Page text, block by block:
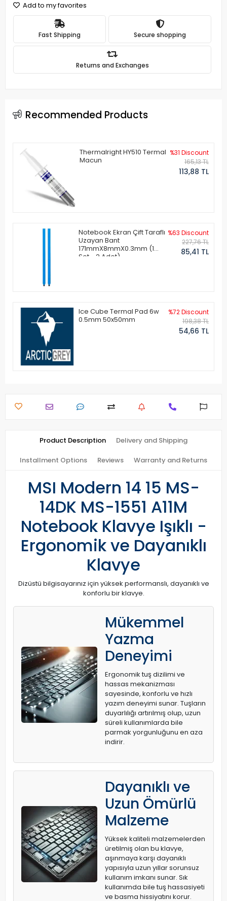
Add to my favorites
Fast Shipping Secure shopping
Returns and Exchanges
Recommended Products
Thermalright HY510 Termal
Macun
%31 Discount
165,13 TL
113,88 TL
Notebook Ekran Çift Taraflı
Uzayan Bant
171mmX8mmX0.3mm (1
Set - 2 Adet)
%63 Discount
227,76 TL
85,41 TL
Ice Cube Termal Pad 6w
0.5mm 50x50mm
%72 Discount
198,38 TL
54,66 TL
Product Description Delivery and Shipping
Installment Options Reviews Warranty and Returns
MSI Modern 14 15 MS-
14DK MS-1551 A11M
Notebook Klavye Işıklı -
Ergonomik ve Dayanıklı
Klavye
Dizüstü bilgisayarınız için yüksek performanslı, dayanıklı ve
konforlu bir klavye.
Mükemmel
Yazma
Deneyimi
Ergonomik tuş dizilimi ve
hassas mekanizması
sayesinde, konforlu ve hızlı
yazım deneyimi sunar. Tuşların
duyarlılığı artırılmış olup, uzun
süreli kullanımlarda bile
parmak yorgunluğunu en aza
indirir.
Dayanıklı ve
Uzun Ömürlü
Malzeme
Yüksek kaliteli malzemelerden
üretilmiş olan bu klavye,
aşınmaya karşı dayanıklı
yapısıyla uzun yıllar sorunsuz
kullanım imkanı sunar. Sık
kullanımda bile tuş hassasiyeti
ve basma hissiyatını korur.